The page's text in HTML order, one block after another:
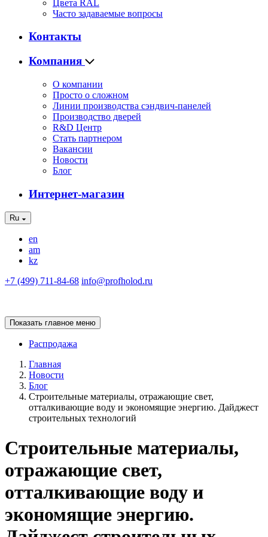
Цвета RAL
Часто задаваемые вопросы
Контакты
Компания
О компании
Просто о сложном
Линии производства сэндвич-панелей
Производство дверей
R&D Центр
Стать партнером
Вакансии
Новости
Блог
Интернет-магазин
Ru
en
am
kz
+7 (499) 711-84-68 info@profholod.ru
Показать главное меню
Распродажа
Главная
Новости
Блог
Строительные материалы, отражающие свет,
отталкивающие воду и экономящие энергию. Дайджест
строительных технологий
Строительные материалы,
отражающие свет,
отталкивающие воду и
экономящие энергию.